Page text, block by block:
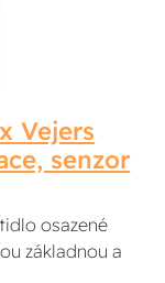
Vejers
senzor
osazené
základnou a